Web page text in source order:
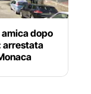
dopo
arrestata